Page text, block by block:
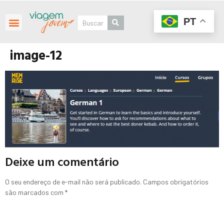
image-12
Deixe um comentário
O seu endereço de e-mail não será publicado. Campos obrigatórios
são marcados com *
PT